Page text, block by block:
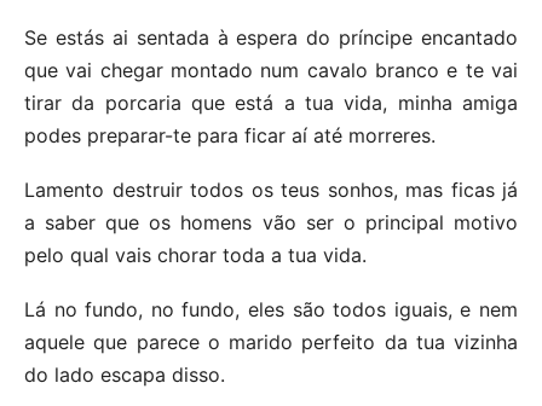
Se estás ai sentada à espera do príncipe encantado
que vai chegar montado num cavalo branco e te vai
tirar da porcaria que está a tua vida, minha amiga
podes preparar-te para ficar aí até morreres.
Lamento destruir todos os teus sonhos, mas ficas já
a saber que os homens vão ser o principal motivo
pelo qual vais chorar toda a tua vida.
Lá no fundo, no fundo, eles são todos iguais, e nem
aquele que parece o marido perfeito da tua vizinha
do lado escapa disso.